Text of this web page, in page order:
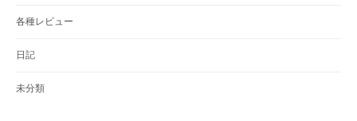
各種レビュー
日記
未分類